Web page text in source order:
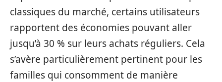
classiques du marché, certains utilisateurs
rapportent des économies pouvant aller
jusqu’à 30 % sur leurs achats réguliers. Cela
s’avère particulièrement pertinent pour les
familles qui consomment de manière